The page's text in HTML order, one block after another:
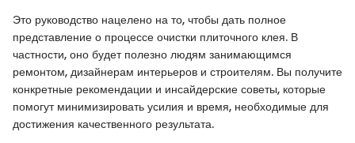
Это руководство нацелено на то, чтобы дать полное
представление о процессе очистки плиточного клея. В
частности, оно будет полезно людям занимающимся
ремонтом, дизайнерам интерьеров и строителям. Вы получите
конкретные рекомендации и инсайдерские советы, которые
помогут минимизировать усилия и время, необходимые для
достижения качественного результата.